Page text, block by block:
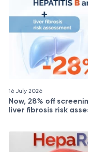
16 July 2026
Now, 28% off
liver fibrosis risk